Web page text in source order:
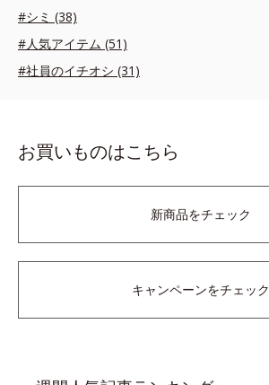
#シミ (38)
#人気アイテム (51)
#社員のイチオシ (31)
お買いものはこちら
新商品をチェック
キャンペーンをチェック